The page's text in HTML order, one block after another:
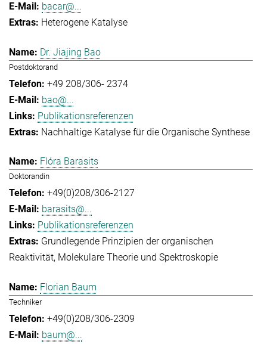
bacar@...
Heterogene Katalyse
Dr. Jiajing Bao
Postdoktorand
+49 208/306- 2374
bao@...
Publikationsreferenzen
Nachhaltige Katalyse für die Organische Synthese
Flóra Barasits
Doktorandin
+49(0)208/306-2127
barasits@...
Publikationsreferenzen
Grundlegende Prinzipien der organischen
Reaktivität Molekulare Theorie und Spektroskopie
Florian Baum
Techniker
+49(0)208/306-2309
baum@...